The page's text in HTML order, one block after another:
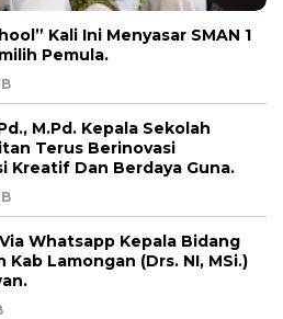
Kali Ini Menyasar SMAN 1
Pemula.
M.Pd. Kepala Sekolah
Terus Berinovasi
Kreatif Dan Berdaya Guna.
Whatsapp Kepala Bidang
Kab Lamongan (Drs. NI, MSi.)